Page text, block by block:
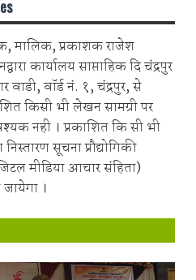
मालिक, प्रकाशक राजेश
कार्यालय साप्ताहिक दि चंद्रपुर
वॉर्ड नं. १, चंद्रपुर, से
किसी भी लेखन सामग्री पर
नही । प्रकाशित कि सी भी
सूचना प्रौद्योगिकी
मीडिया आचार संहिता)
।